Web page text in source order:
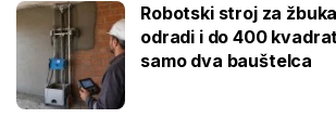
Robotski stroj za
odradi i do 400
samo dva bauštelca